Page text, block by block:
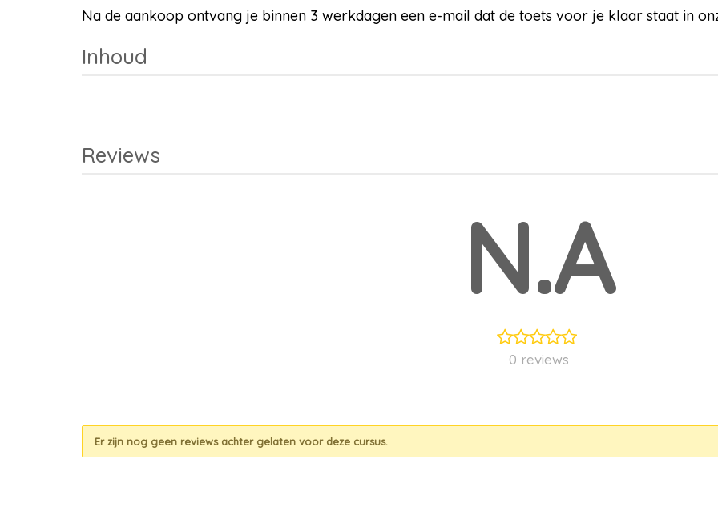
Na de aankoop ontvang je binnen 3 werkdagen een e-mail dat de toets voor je klaar staat in
Inhoud
Reviews
N.A
0 reviews
Er zijn nog geen reviews achter gelaten voor deze cursus.